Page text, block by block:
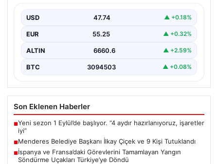
Çiçek’in de aralarında bulunduğu isimlere yönelik
yürütülen kapsamlı…
USD 47.74 ▲ +0.18%
EUR 55.25 ▲ +0.32%
ALTIN 6660.6 ▲ +2.59%
BTC 3094503 ▲ +0.08%
Son Eklenen Haberler
■Yeni sezon 1 Eylül’de başlıyor. “4 aydır hazırlanıyoruz, işaretler
iyi”
■Menderes Belediye Başkanı İlkay Çiçek ve 9 Kişi Tutuklandı
■İspanya ve Fransa’daki Görevlerini Tamamlayan Yangın
Söndürme Uçakları Türkiye’ye Döndü